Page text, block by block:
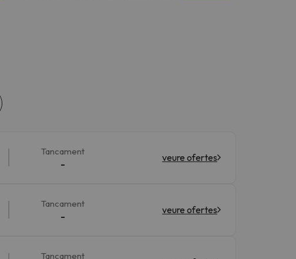
Tancament
-
veure ofertes
Tancament
-
veure ofertes
Tancament